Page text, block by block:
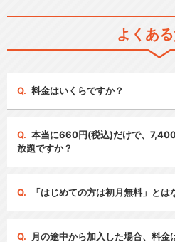
よくあ
料金はいくらですか？
本当に660円(税込)だけで、
放題ですか？
「はじめての方は初月無料」とは
月の途中から加入した場合、料金